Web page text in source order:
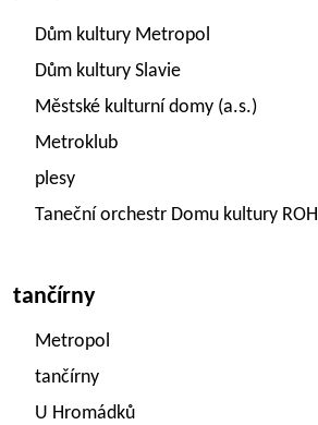
Dům kultury Metropol
Dům kultury Slavie
Městské kulturní domy (a.s.)
Metroklub
plesy
Taneční orchestr Domu kultury ROH
tančírny
Metropol
tančírny
U Hromádků